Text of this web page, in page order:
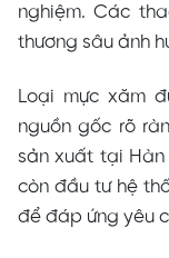
nghiệm. Các
thương sâu ảnh
Loại mực xăm
nguồn gốc rõ
sản xuất tại Hàn
còn đầu tư hệ
để đáp ứng yêu